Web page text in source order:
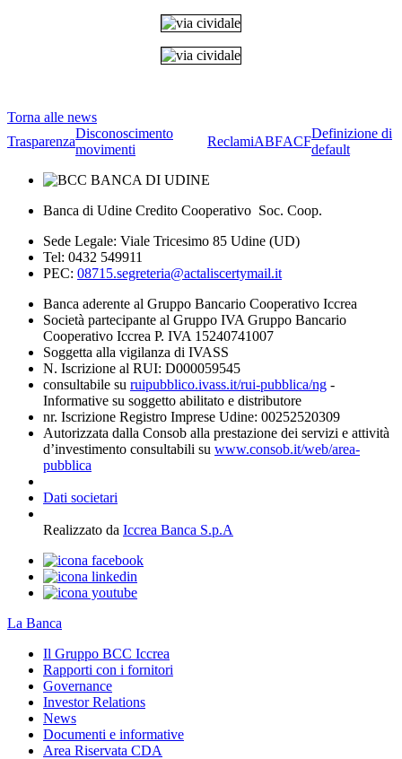
Torna alle news
Trasparenza
Disconoscimento
movimenti
ReclamiABFACF
Definizione di
default
Banca di Udine Credito Cooperativo Soc. Coop.
Sede Legale: Viale Tricesimo 85 Udine (UD)
Tel: 0432 549911
PEC: 08715.segreteria@actaliscertymail.it
Banca aderente al Gruppo Bancario Cooperativo Iccrea
Società partecipante al Gruppo IVA Gruppo Bancario
Cooperativo Iccrea P. IVA 15240741007
Soggetta alla vigilanza di IVASS
N. Iscrizione al RUI: D000059545
consultabile su ruipubblico.ivass.it/rui-pubblica/ng -
Informative su soggetto abilitato e distributore
nr. Iscrizione Registro Imprese Udine: 00252520309
Autorizzata dalla Consob alla prestazione dei servizi e attività
d’investimento consultabili su www.consob.it/web/area-
pubblica
Dati societari
Realizzato da Iccrea Banca S.p.A
La Banca
Il Gruppo BCC Iccrea
Rapporti con i fornitori
Governance
Investor Relations
News
Documenti e informative
Area Riservata CDA